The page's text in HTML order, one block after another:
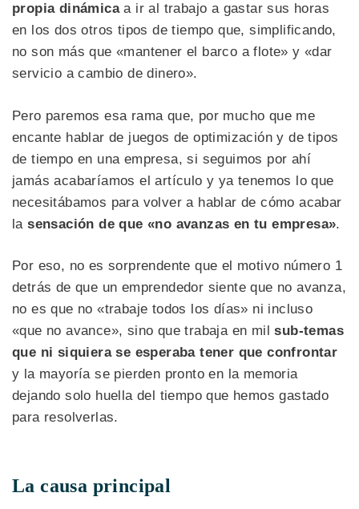
propia dinámicaa ir al trabajo a gastar sus horas
en los dos otros tipos de tiempo que, simplificando,
no son más que «mantener el barco a flote» y «dar
servicio a cambio de dinero».
Pero paremos esa rama que, por mucho que me
encante hablar de juegos de optimización y de tipos
de tiempo en una empresa, si seguimos por ahí
jamás acabaríamos el artículo y ya tenemos lo que
necesitábamos para volver a hablar de cómo acabar
lasensación de que «no avanzas en tu empresa».
Por eso, no es sorprendente que el motivo número 1
detrás de que un emprendedor siente que no avanza,
no es que no «trabaje todos los días» ni incluso
«que no avance», sino que trabaja en milsub-temas
que ni siquiera se esperaba tener que confrontar
y la mayoría se pierden pronto en la memoria
dejando solo huella del tiempo que hemos gastado
para resolverlas.
La causa principal